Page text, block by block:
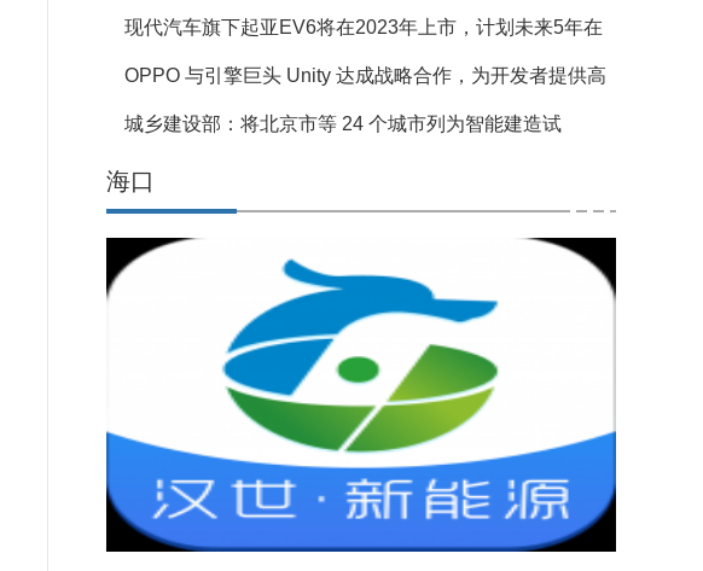
现代汽车旗下起亚EV6将在2023年上市，计划未来5年在
OPPO 与引擎巨头 Unity 达成战略合作，为开发者提供高
城乡建设部：将北京市等 24 个城市列为智能建造试
海口